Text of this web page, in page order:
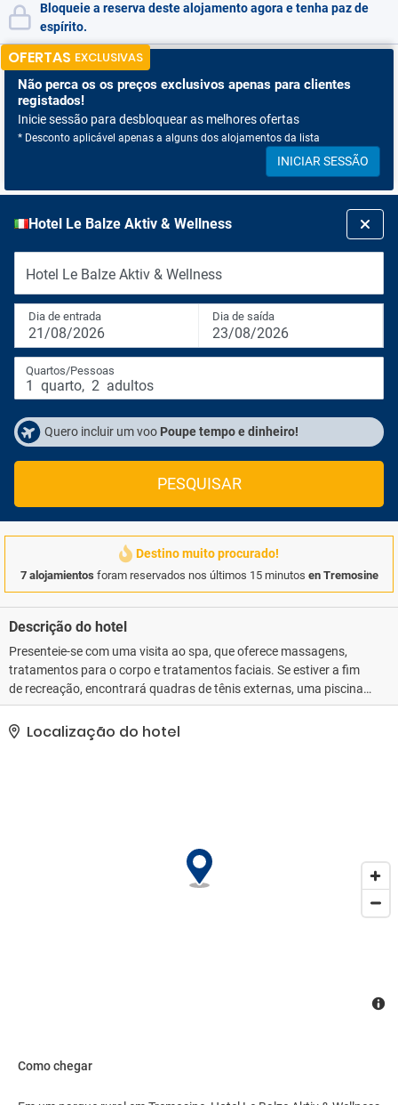
Bloqueie a reserva deste alojamento agora e tenha paz de
espírito.
OFERTAS EXCLUSIVAS
Não perca os os preços exclusivos apenas para clientes
registados!
Inicie sessão para desbloquear as melhores ofertas
* Desconto aplicável apenas a alguns dos alojamentos da lista
INICIAR SESSÃO
Hotel Le Balze Aktiv & Wellness
Hotel Le Balze Aktiv & Wellness
Dia de entrada
21/08/2026
Dia de saída
23/08/2026
Quartos/Pessoas
1 quarto, 2 adultos
Quero incluir um voo Poupe tempo e dinheiro!
PESQUISAR
Destino muito procurado!
7 alojamientos foram reservados nos últimos 15 minutos en Tremosine
Descrição do hotel
Presenteie-se com uma visita ao spa, que oferece massagens,
tratamentos para o corpo e tratamentos faciais. Se estiver a fim
de recreação, encontrará quadras de tênis externas, uma piscina
interna e uma sauna seca. Este hotel também oferece Wi-Fi de
cortesia, serviços de concierge e serviços de casamento. É fácil
chegar até as atrações da área com nosso traslado local
Localização do hotel
Como chegar